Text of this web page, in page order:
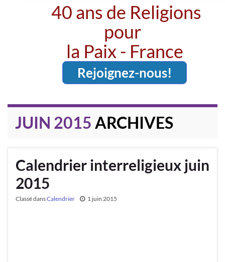
40 ans de Religions
pour
la Paix - France
Rejoignez-nous!
JUIN 2015 ARCHIVES
Calendrier interreligieux juin
2015
Classé dansCalendrier 1 juin 2015